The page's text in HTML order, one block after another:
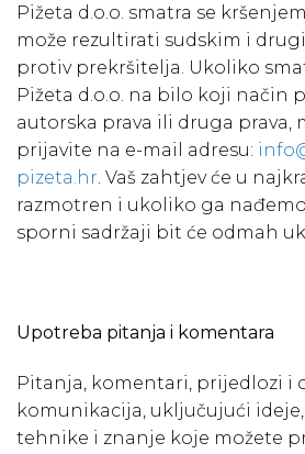
Pižeta d.o.o. smatra se
može rezultirati sudskim i
protiv prekršitelja. Ukoliko
Pižeta d.o.o. na bilo koji način
autorska prava ili druga prava,
prijavite na e-mail adresu:
pizeta.hr. Vaš zahtjev će u
razmotren i ukoliko ga
sporni sadržaji bit će odmah
Upotreba pitanja i komentara
Pitanja, komentari, prijedlozi i
komunikacija, uključujući
tehnike i znanje koje možete